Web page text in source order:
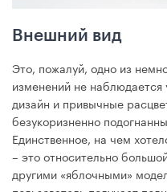
Внешний вид
Это, пожалуй, одно из
изменений не
дизайн и привычные
безукоризненно
Единственное, на чем
– это относительно
другими «яблочными»